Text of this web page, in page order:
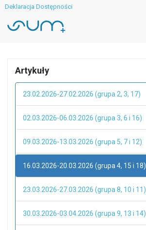
Deklaracja Dostępności
Artykuły
23.02.2026-27.02.2026 (grupa 2, 3, 17)
02.03.2026-06.03.2026 (grupa 3, 6 i 16)
09.03.2026-13.03.2026 (grupa 5, 7 i 12)
16.03.2026-20.03.2026 (grupa 4, 15 i 18)
23.03.2026-27.03.2026 (grupa 8, 10 i 11)
30.03.2026-03.04.2026 (grupa 9, 13 i 14)